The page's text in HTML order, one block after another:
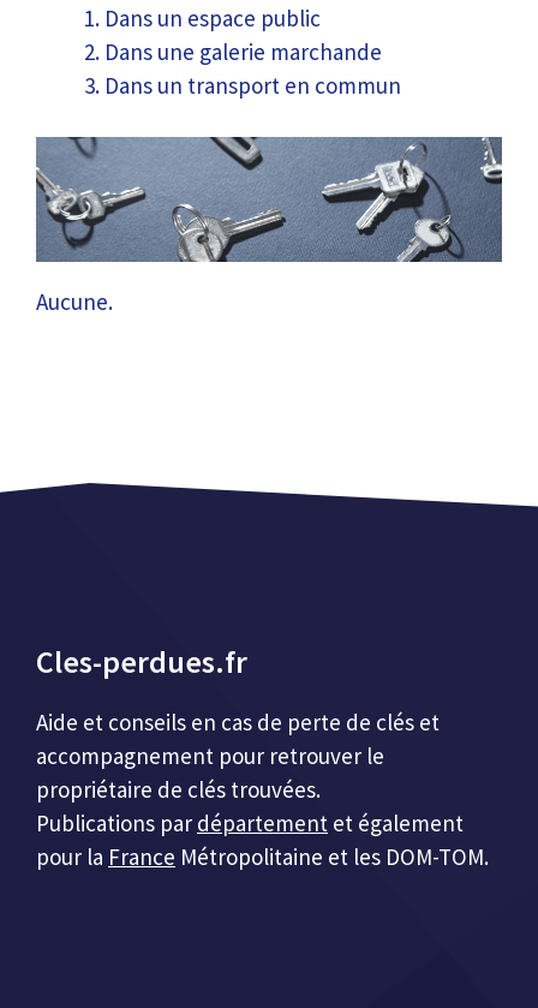
Dans un espace public
Dans une galerie marchande
Dans un transport en commun
Aucune.
Cles-perdues.fr
Aide et conseils en cas de perte de clés et
accompagnement pour retrouver le
propriétaire de clés trouvées.
Publications par département et également
pour la France Métropolitaine et les DOM-TOM.